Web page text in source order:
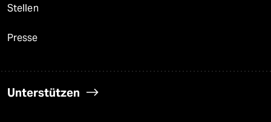
Stellen
Presse
Unterstützen